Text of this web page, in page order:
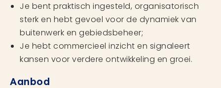
Je bent praktisch ingesteld, organisatorisch
sterk en hebt gevoel voor de dynamiek van
buitenwerk en gebiedsbeheer;
Je hebt commercieel inzicht en signaleert
kansen voor verdere ontwikkeling en groei.
Aanbod